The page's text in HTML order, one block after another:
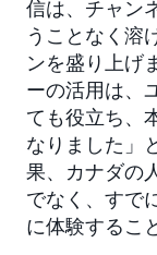
信は、チャン
うことなく溶
ンを盛り上げ
ーの活用は、
ても役立ち、
なりました」
果、カナダの
でなく、すで
に体験するこ